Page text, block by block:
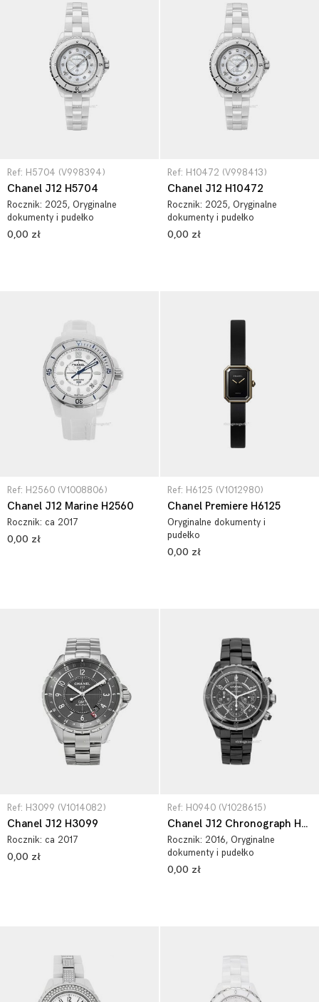
Ref: H5704 (V998394)
Chanel J12 H5704
Rocznik: 2025, Oryginalne
dokumenty i pudełko
0,00 zł
Ref: H10472 (V998413)
Chanel J12 H10472
Rocznik: 2025, Oryginalne
dokumenty i pudełko
0,00 zł
Ref: H2560 (V1008806)
Chanel J12 Marine H2560
Rocznik: ca 2017
0,00 zł
Ref: H6125 (V1012980)
Chanel Premiere H6125
Oryginalne dokumenty i
pudełko
0,00 zł
Ref: H3099 (V1014082)
Chanel J12 H3099
Rocznik: ca 2017
0,00 zł
Ref: H0940 (V1028615)
Chanel J12 Chronograph H0940
Rocznik: 2016, Oryginalne
dokumenty i pudełko
0,00 zł